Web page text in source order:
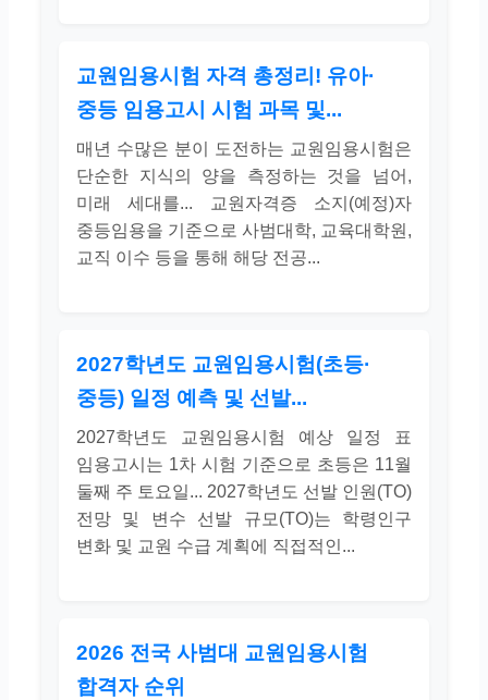
교원임용시험 자격 총정리! 유아·
중등 임용고시 시험 과목 및...
매년 수많은 분이 도전하는 교원임용시험은
단순한 지식의 양을 측정하는 것을 넘어,
미래 세대를... 교원자격증 소지(예정)자
중등임용을 기준으로 사범대학, 교육대학원,
교직 이수 등을 통해 해당 전공...
2027학년도 교원임용시험(초등·
중등) 일정 예측 및 선발...
2027학년도 교원임용시험 예상 일정 표
임용고시는 1차 시험 기준으로 초등은 11월
둘째 주 토요일... 2027학년도 선발 인원(TO)
전망 및 변수 선발 규모(TO)는 학령인구
변화 및 교원 수급 계획에 직접적인...
2026 전국 사범대 교원임용시험
합격자 순위